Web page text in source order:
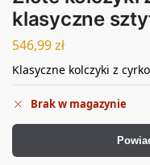
klasyczne
546,99zł
Klasyczne kolczyki z
Brak w magazynie